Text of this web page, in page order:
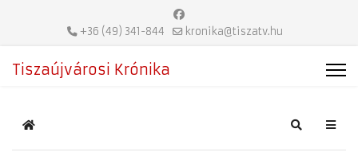
+36 (49) 341-844 kronika@tiszatv.hu
Tiszaújvárosi Krónika
Home Search